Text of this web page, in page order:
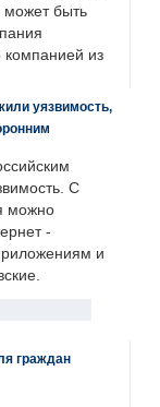
может быть
компанией из
уязвимость,
С
можно
-
и
граждан